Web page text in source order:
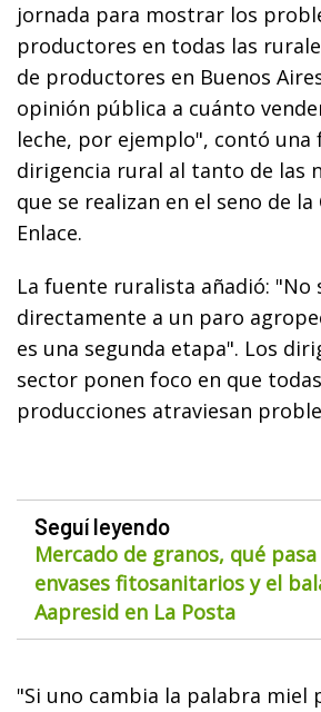
jornada para mostrar los
productores en todas las
de productores en Buenos
opinión pública a cuánto
leche, por ejemplo", contó una
dirigencia rural al tanto de las
que se realizan en el seno de la
Enlace.
La fuente ruralista añadió: "No
directamente a un paro
es una segunda etapa". Los
sector ponen foco en que
producciones atraviesan
Seguí leyendo
Mercado de granos, qué
envases fitosanitarios y el
Aapresid en La Posta
"Si uno cambia la palabra miel